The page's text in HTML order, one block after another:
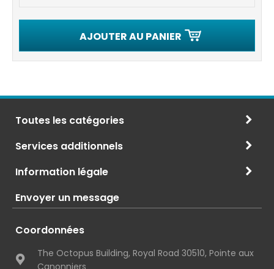
AJOUTER AU PANIER
Toutes les catégories
Services additionnels
Information légale
Envoyer un message
Coordonnées
The Octopus Building, Royal Road 30510, Pointe aux
Canonniers